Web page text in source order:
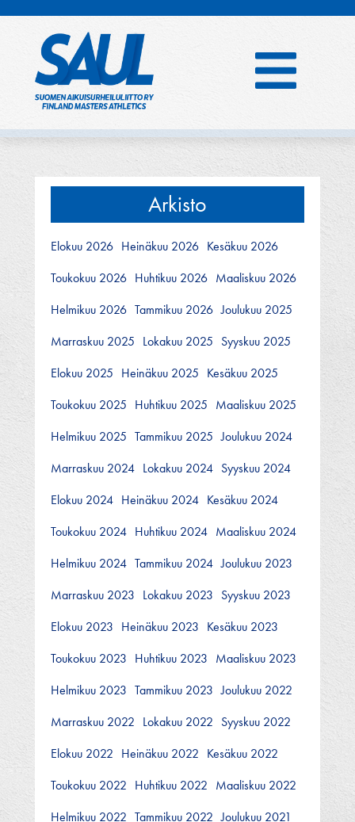
Arkisto
Elokuu 2026 Heinäkuu 2026 Kesäkuu 2026
Toukokuu 2026 Huhtikuu 2026 Maaliskuu 2026
Helmikuu 2026 Tammikuu 2026 Joulukuu 2025
Marraskuu 2025 Lokakuu 2025 Syyskuu 2025
Elokuu 2025 Heinäkuu 2025 Kesäkuu 2025
Toukokuu 2025 Huhtikuu 2025 Maaliskuu 2025
Helmikuu 2025 Tammikuu 2025 Joulukuu 2024
Marraskuu 2024 Lokakuu 2024 Syyskuu 2024
Elokuu 2024 Heinäkuu 2024 Kesäkuu 2024
Toukokuu 2024 Huhtikuu 2024 Maaliskuu 2024
Helmikuu 2024 Tammikuu 2024 Joulukuu 2023
Marraskuu 2023 Lokakuu 2023 Syyskuu 2023
Elokuu 2023 Heinäkuu 2023 Kesäkuu 2023
Toukokuu 2023 Huhtikuu 2023 Maaliskuu 2023
Helmikuu 2023 Tammikuu 2023 Joulukuu 2022
Marraskuu 2022 Lokakuu 2022 Syyskuu 2022
Elokuu 2022 Heinäkuu 2022 Kesäkuu 2022
Toukokuu 2022 Huhtikuu 2022 Maaliskuu 2022
Helmikuu 2022 Tammikuu 2022 Joulukuu 2021